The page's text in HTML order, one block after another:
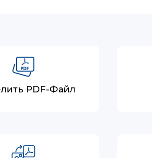
PDF-Файл